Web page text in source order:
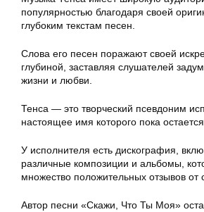
популярностью благодаря своей
глубоким текстам песен.
Слова его песен поражают своей
глубиной, заставляя слушателей
жизни и любви.
Тенca — это творческий псевдоним
настоящее имя которого пока
У исполнителя есть дискография,
различные композиции и альбомы,
множество положительных отзывов от
Автор песни «Скажи, Что Ты Моя»